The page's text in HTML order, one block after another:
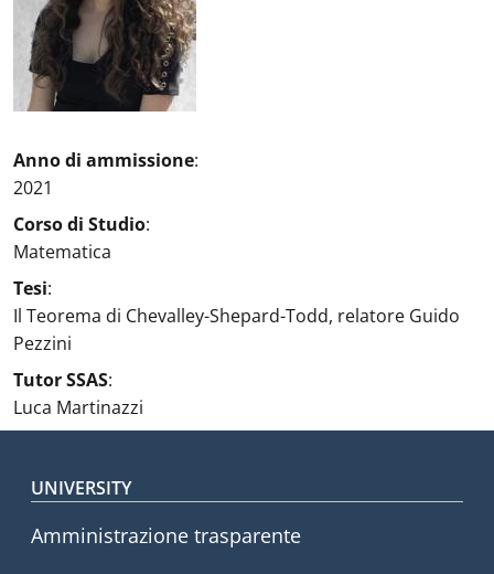
Anno di ammissione:
2021
Corso di Studio:
Matematica
Tesi:
Il Teorema di Chevalley-Shepard-Todd, relatore Guido
Pezzini
Tutor SSAS:
Luca Martinazzi
Footer menu
UNIVERSITY
Amministrazione trasparente